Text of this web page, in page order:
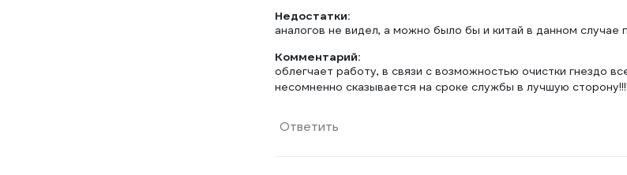
Недостатки:
аналогов не видел, а можно было бы и китай в данном случае
Комментарий:
облегчает работу, в связи с возможностью очистки гнездо
несомненно сказывается на сроке службы в лучшую
Ответить